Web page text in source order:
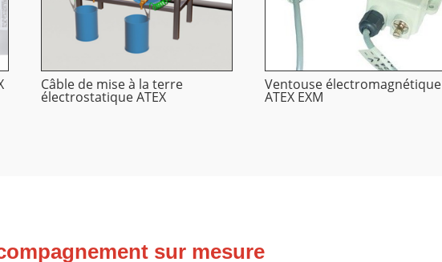
Câble de mise à la terre
électrostatique ATEX
Ventouse électromagnétique
ATEX EXM
sur mesure